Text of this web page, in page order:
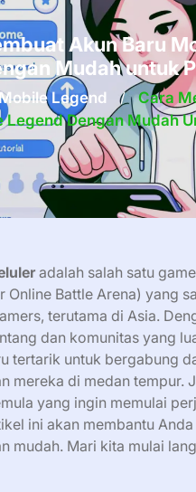
Akun Baru
Mudah untuk
Legend / Cara
Legend Dengan Mudah
adalah salah satu
Online Battle Arena) yang
terutama di Asia.
dan komunitas yang
tertarik untuk bergabung
mereka di medan tempur.
yang ingin memulai
ini akan membantu
mudah. Mari kita mulai